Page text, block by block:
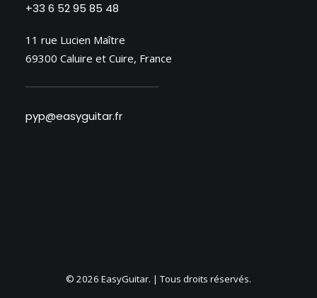
+33 6 52 95 85 48
11 rue Lucien Maître
69300 Caluire et Cuire, France
pyp@easyguitar.fr
© 2026 EasyGuitar. | Tous droits réservés.